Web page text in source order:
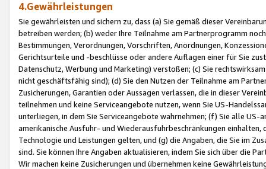
4.Gewährleistungen
Sie gewährleisten und sichern zu, dass (a) Sie gemäß dieser
betreiben werden; (b) weder Ihre Teilnahme am Partnerprogramm
Bestimmungen, Verordnungen, Vorschriften, Anordnungen,
Gerichtsurteile und -beschlüsse oder andere Auflagen einer für Sie
Datenschutz, Werbung und Marketing) verstoßen; (c) Sie
nicht geschäftsfähig sind); (d) Sie den Nutzen der Teilnahme am
Zusicherungen, Garantien oder Aussagen verlassen, die in dieser
teilnehmen und keine Serviceangebote nutzen, wenn Sie US-
unterliegen, in dem Sie Serviceangebote wahrnehmen; (f) Sie alle
amerikanische Ausfuhr- und Wiederausfuhrbeschränkungen
Technologie und Leistungen gelten, und (g) die Angaben, die Sie im
sind. Sie können Ihre Angaben aktualisieren, indem Sie sich über die
Wir machen keine Zusicherungen und übernehmen keine